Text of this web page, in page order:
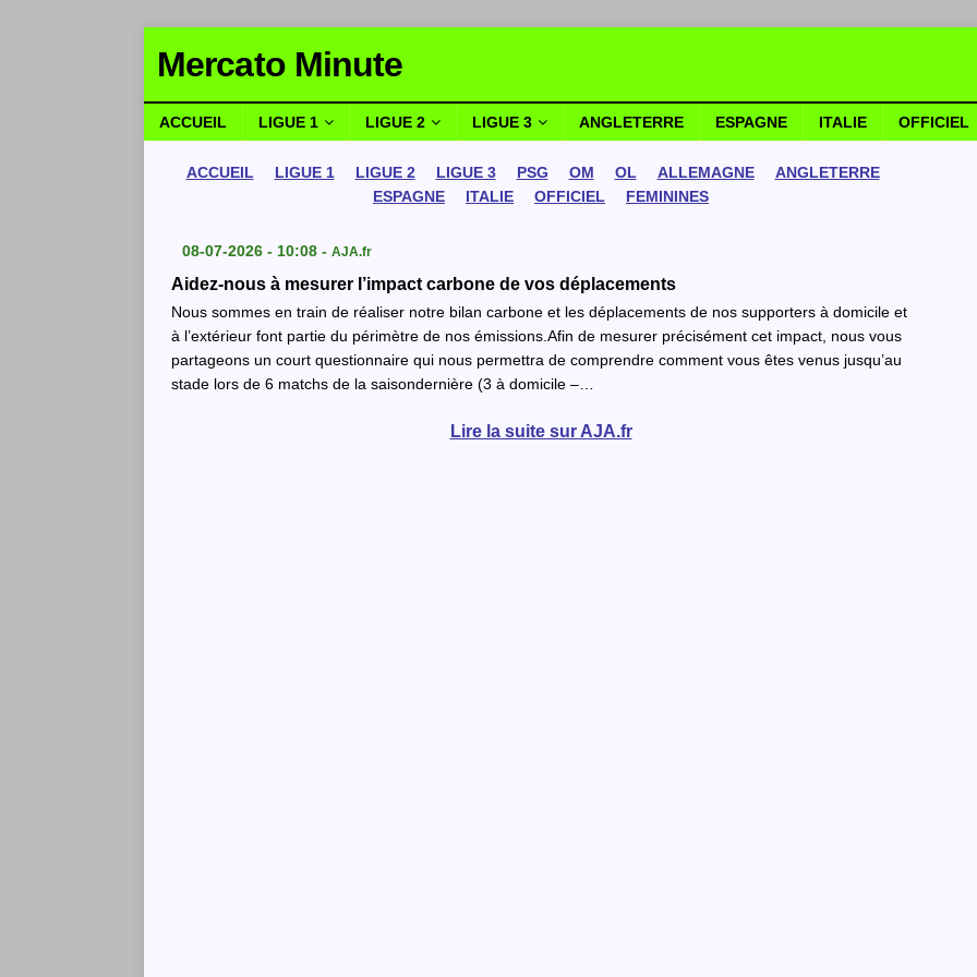
Mercato Minute
ACCUEIL LIGUE 1 LIGUE 2 LIGUE 3 ANGLETERRE ESPAGNE ITALIE OFFICIEL
ACCUEIL LIGUE 1 LIGUE 2 LIGUE 3 PSG OM OL ALLEMAGNE
ANGLETERRE
ESPAGNE
ITALIE OFFICIEL FEMININES
08-07-2026 - 10:08 - AJA.fr
Aidez-nous à mesurer l’impact carbone de vos déplacements
Nous sommes en train de réaliser notre bilan carbone et les déplacements de nos supporters à domicile et
à l’extérieur font partie du périmètre de nos émissions.Afin de mesurer précisément cet impact, nous vous
partageons un court questionnaire qui nous permettra de comprendre comment vous êtes venus jusqu’au
stade lors de 6 matchs de la saisondernière (3 à domicile –…
Lire la suite sur AJA.fr